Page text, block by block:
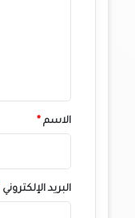
*
الاسم *
البريد الإلكتروني